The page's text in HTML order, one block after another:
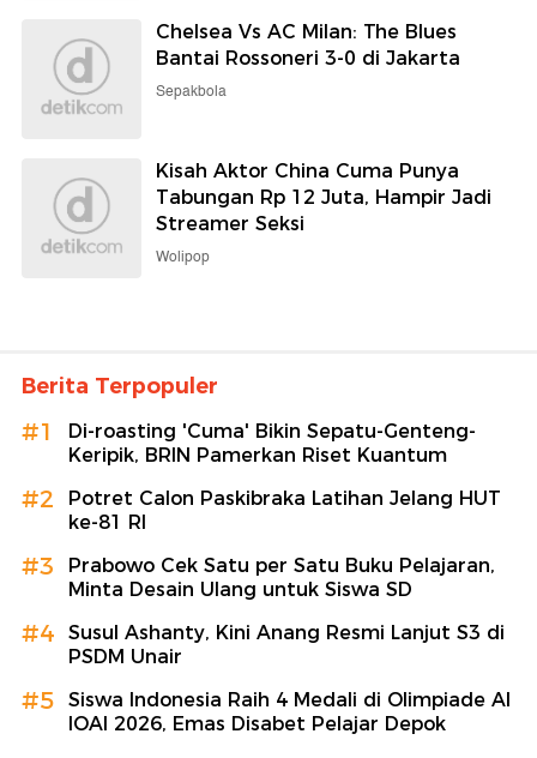
Chelsea Vs AC Milan: The Blues
Bantai Rossoneri 3-0 di Jakarta
Sepakbola
Kisah Aktor China Cuma Punya
Tabungan Rp 12 Juta, Hampir Jadi
Streamer Seksi
Wolipop
Berita Terpopuler
#1
Di-roasting 'Cuma' Bikin Sepatu-Genteng-
Keripik, BRIN Pamerkan Riset Kuantum
#2
Potret Calon Paskibraka Latihan Jelang HUT
ke-81 RI
#3
Prabowo Cek Satu per Satu Buku Pelajaran,
Minta Desain Ulang untuk Siswa SD
#4
Susul Ashanty, Kini Anang Resmi Lanjut S3 di
PSDM Unair
#5
Siswa Indonesia Raih 4 Medali di Olimpiade AI
IOAI 2026, Emas Disabet Pelajar Depok